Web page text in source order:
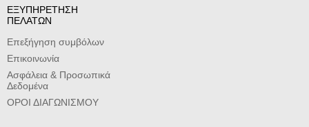
ΕΞΥΠΗΡΕΤΗΣΗ
ΠΕΛΑΤΩΝ
Επεξήγηση συμβόλων
Επικοινωνία
Ασφάλεια & Προσωπικά
Δεδομένα
ΟΡΟΙ ΔΙΑΓΩΝΙΣΜΟΥ